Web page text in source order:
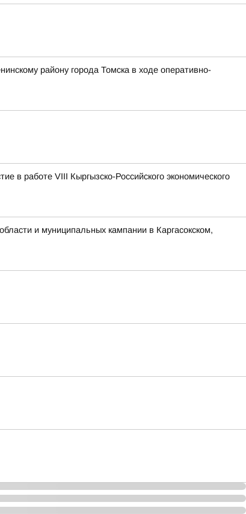
району города Томска в ходе оперативно-
в работе VIII Кыргызско-Российского экономического
и муниципальных кампании в Каргасокском,